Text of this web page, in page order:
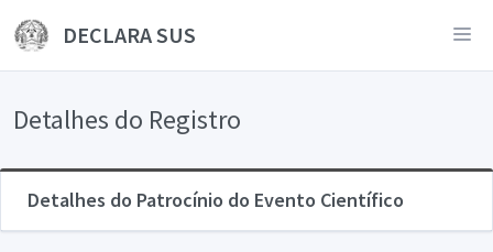
DECLARA SUS
Detalhes do Registro
Detalhes do Patrocínio do Evento Científico